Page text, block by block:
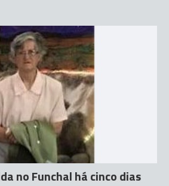
no Funchal há cinco dias